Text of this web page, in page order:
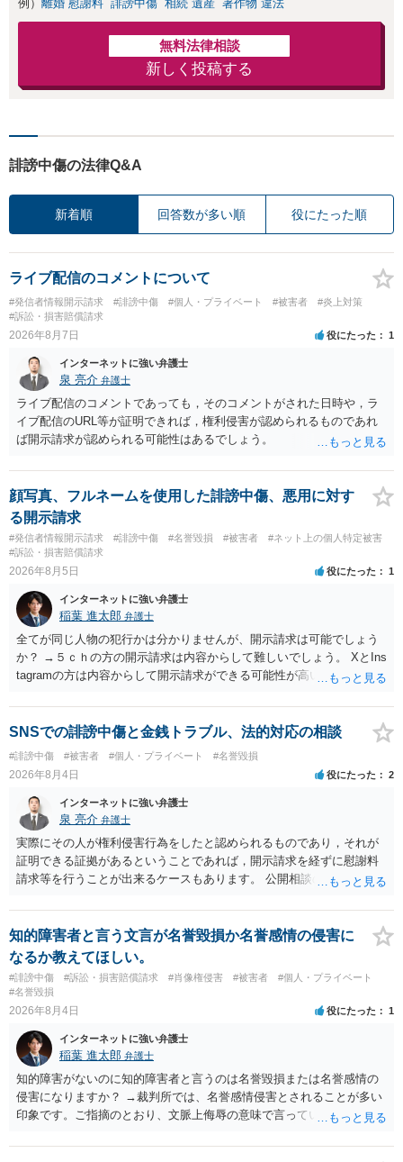
者との示談交渉
例） 離婚 慰謝料 誹謗中傷 相続 遺産 著作物 違法
無料法律相談
新しく投稿する
誹謗中傷の法律Q&A
新着順 回答数が多い順 役にたった順
ライブ配信のコメントについて
#発信者情報開示請求 #誹謗中傷 #個人・プライベート #被害者
#炎上対策
#訴訟・損害賠償請求
2026年8月7日 役にたった 1
インターネットに強い弁護士
泉 亮介 弁護士
ライブ配信のコメントであっても，そのコメントがされた日時や，ラ
イブ配信のURL等が証明できれば，権利侵害が認められるものであれ
ば開示請求が認められる可能性はあるでしょう。
顔写真、フルネームを使用した誹謗中傷、悪用に対す
る開示請求
#発信者情報開示請求 #誹謗中傷 #名誉毀損 #被害者
#ネット上の個人特定被害
#訴訟・損害賠償請求
2026年8月5日 役にたった 1
インターネットに強い弁護士
稲葉 進太郎 弁護士
全てが同じ人物の犯行かは分かりませんが、開示請求は可能でしょう
か？ →５ｃｈの方の開示請求は内容からして難しいでしょう。 XとIns
tagramの方は内容からして開示請求ができる可能性が高いでしょう。
いでしょう。７月中にアカウントが削除されている場合、今から進め
ても失敗する可能性が高いように思われます。 相手を特定できた場
合、相手に全ての弁護士費用を負担させることは可能でしょうか？ →
訴訟外の交渉で相手方が認めれば負担させることができるでしょう。
訴訟で判決となった場合は、実際の弁護士費用が認められる場合と認
められない場合があり何ともいえないところでしょう。
SNSでの誹謗中傷と金銭トラブル、法的対応の相談
#誹謗中傷 #被害者 #個人・プライベート #名誉毀損
2026年8月4日 役にたった 2
インターネットに強い弁護士
泉 亮介 弁護士
実際にその人が権利侵害行為をしたと認められるものであり，それが
証明できる証拠があるということであれば，開示請求を経ずに慰謝料
請求等を行うことが出来るケースもあります。 公開相談の場では回答
に個別に相談されると良いでしょう。
知的障害者と言う文言が名誉毀損か名誉感情の侵害に
なるか教えてほしい。
#誹謗中傷 #訴訟・損害賠償請求 #肖像権侵害 #被害者
#個人・プライベート
#名誉毀損
2026年8月4日 役にたった 1
インターネットに強い弁護士
稲葉 進太郎 弁護士
知的障害がないのに知的障害者と言うのは名誉毀損または名誉感情の
侵害になりますか？ →裁判所では、名誉感情侵害とされることが多い
印象です。ご指摘のとおり、文脈上侮辱の意味で言っている点も加味